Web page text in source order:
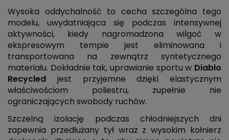
Wysoka oddychalność to cecha szczególna tego
modelu, uwydatniająca się podczas intensywnej
aktywności, kiedy nagromadzona wilgoć w
ekspresowym tempie jest eliminowana i
transportowana na zewnątrz syntetycznego
materiału. Dokładnie tak, uprawianie sportu w Diablo
Recycled jest
przyjemne dzięki elastycznym
właściwościom poliestru, zupełnie nie
ograniczających swobody ruchów.
Szczelną izolację podczas chłodniejszych dni
zapewnia przedłużany tył wraz z wysokim kołnierz